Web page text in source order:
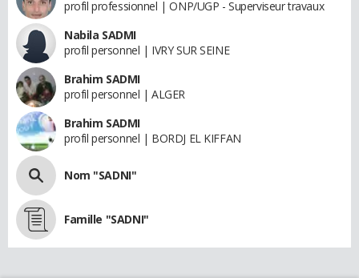
profil professionnel | ONP/UGP - Superviseur travaux
Nabila SADMI
profil personnel | IVRY SUR SEINE
Brahim SADMI
profil personnel | ALGER
Brahim SADMI
profil personnel | BORDJ EL KIFFAN
Nom "SADNI"
Famille "SADNI"